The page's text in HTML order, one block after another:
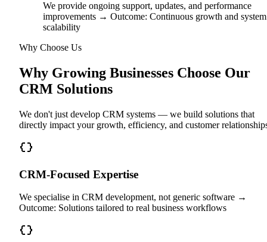
We provide ongoing support, updates, and performance
improvements → Outcome: Continuous growth and system
scalability
Why Choose Us
Why Growing Businesses Choose Our
CRM Solutions
We don't just develop CRM systems — we build solutions that
directly impact your growth, efficiency, and customer
CRM-Focused Expertise
We specialise in CRM development, not generic software →
Outcome: Solutions tailored to real business workflows